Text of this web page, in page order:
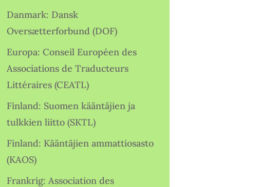
Danmark: Dansk
Oversætterforbund (DOF)
Europa: Conseil Européen des
Associations de Traducteurs
Littéraires (CEATL)
Finland: Suomen kääntäjien ja
tulkkien liitto (SKTL)
Finland: Kääntäjien ammattiosasto
(KAOS)
Frankrig: Association des